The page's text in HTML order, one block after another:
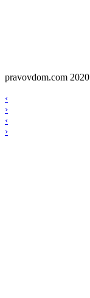
pravovdom.com 2020
Scroll
Up
Навигация
по
записям
‹
›
Навигация
по
‹
›